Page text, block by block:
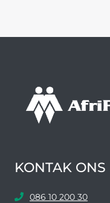
KONTAK ONS
086 10 200 30